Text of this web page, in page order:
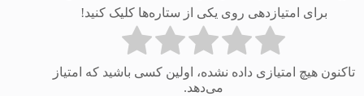
برای امتیازدهی روی یکی از ستاره‌ها کلیک کنید!
تاکنون هیچ امتیازی داده نشده، اولین کسی باشید که امتیاز
می‌دهد.